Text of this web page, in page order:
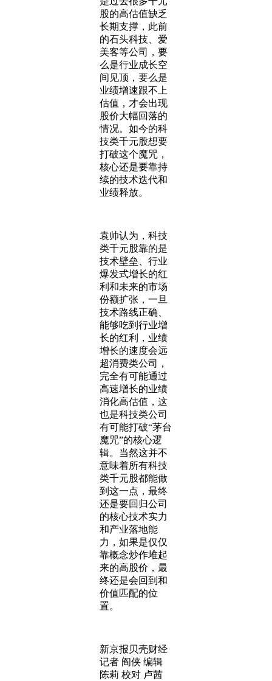
股的高估值缺乏
长期支撑，此前
的石头科技、爱
美客等公司，要
么是行业成长空
间见顶，要么是
业绩增速跟不上
估值，才会出现
股价大幅回落的
情况。如今的科
技类千元股想要
打破这个魔咒，
核心还是要靠持
续的技术迭代和
业绩释放。
袁帅认为，科技
类千元股靠的是
技术壁垒、行业
爆发式增长的红
利和未来的市场
份额扩张，一旦
技术路线正确、
能够吃到行业增
长的红利，业绩
增长的速度会远
超消费类公司，
完全有可能通过
高速增长的业绩
消化高估值，这
也是科技类公司
有可能打破“茅台
魔咒”的核心逻
辑。当然这并不
意味着所有科技
类千元股都能做
到这一点，最终
还是要回归公司
的核心技术实力
和产业落地能
力，如果是仅仅
靠概念炒作堆起
来的高股价，最
终还是会回到和
价值匹配的位
置。
新京报贝壳财经
记者 阎侠 编辑
陈莉 校对 卢茜